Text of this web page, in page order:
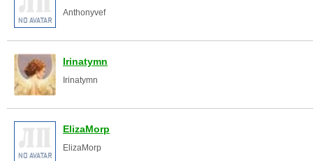
Anthonyvef
Irinatymn
Irinatymn
ElizaMorp
ElizaMorp